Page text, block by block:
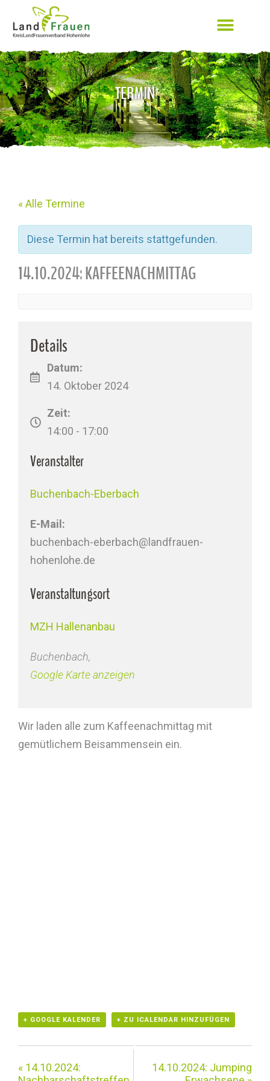
TERMIN
« Alle Termine
Diese Termin hat bereits stattgefunden.
14.10.2024: KAFFEENACHMITTAG
Details
Datum:
14. Oktober 2024
Zeit:
14:00 - 17:00
Veranstalter
Buchenbach-Eberbach
E-Mail:
buchenbach-eberbach@landfrauen-
hohenlohe.de
Veranstaltungsort
MZH Hallenanbau
Buchenbach,
Google Karte anzeigen
Wir laden alle zum Kaffeenachmittag mit
gemütlichem Beisammensein ein.
+ GOOGLE KALENDER + ZU ICALENDAR HINZUFÜGEN
« 14.10.2024:
14.10.2024: Jumping